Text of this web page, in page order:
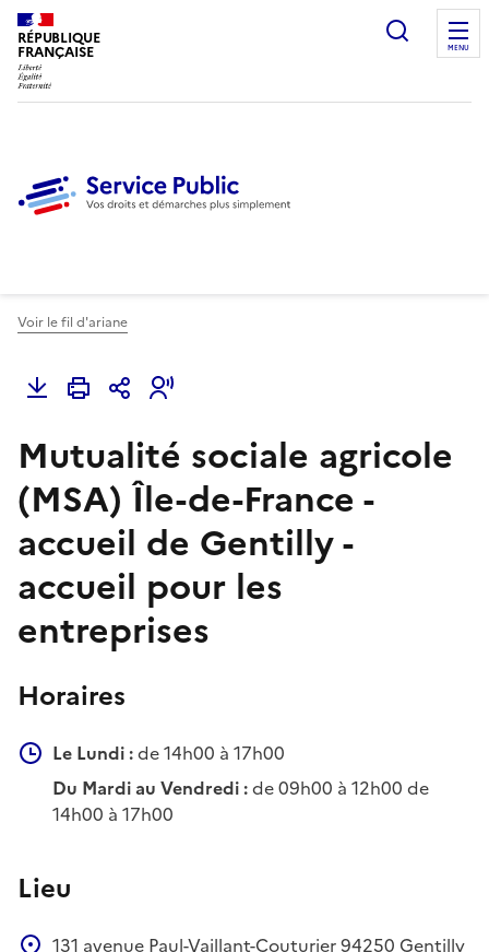
RÉPUBLIQUE
FRANÇAISE
Ouvrir
MENU
Voir le fil d'ariane
Mutualité sociale agricole
(MSA) Île-de-France -
accueil de Gentilly -
accueil pour les
entreprises
Horaires
Le Lundi :de 14h00 à 17h00
Du Mardi au Vendredi :de 09h00 à 12h00 de
14h00 à 17h00
Lieu
131 avenue Paul-Vaillant-Couturier94250 Gentilly